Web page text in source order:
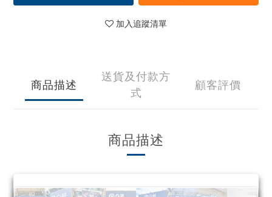
加入追蹤清單
商品描述
送貨及付款方
式
顧客評價
商品描述